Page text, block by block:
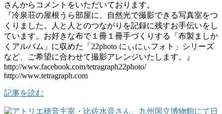
さんからコメントをいただいております。
『冷泉荘の屋根うら部屋に、自然光で撮影できる写真室をつ
くりました。人と人とのつながりを記録に残すお手伝いをし
ています。お好きな布で１冊１冊手づくりする「布製ましか
くアルバム」に収めた「22photo にぃにぃフォト」シリーズ
など、ご希望に合わせて撮影アレンジいたします。』
http://www.facebook.com/tetragraph22photo/
http://www.tetragraph.com
記事を読む